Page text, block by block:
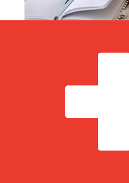
betalningsmetod och
också påverka leveransen.